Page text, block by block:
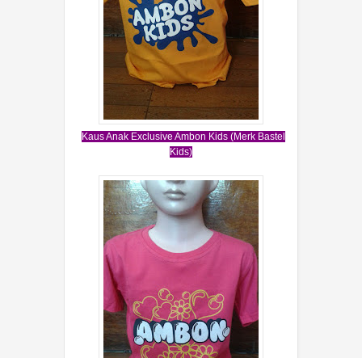
Kaus Anak Exclusive Ambon Kids (Merk Bastel
Kids)